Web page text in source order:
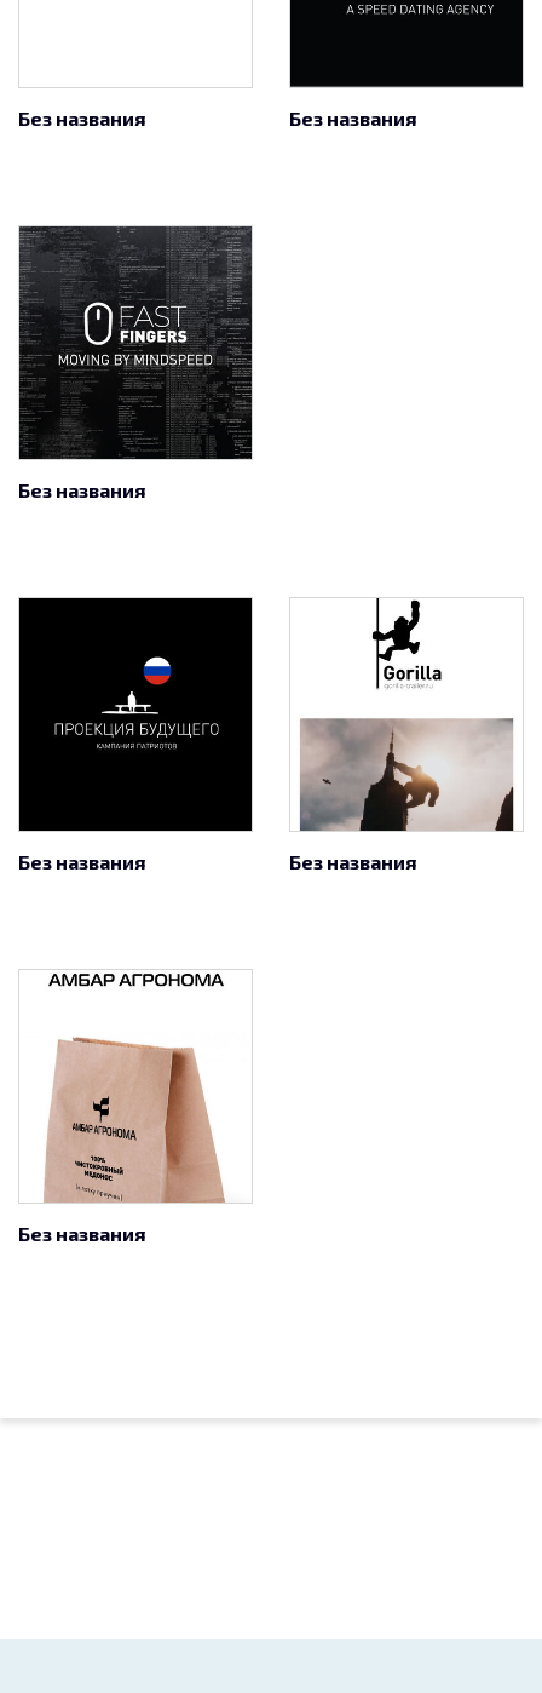
Без названия Без названия
Без названия
Без названия Без названия
Без названия